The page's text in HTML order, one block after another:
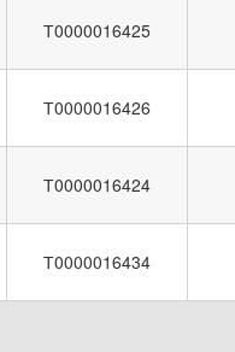
Т0000016425
Т0000016426
Т0000016424
Т0000016434